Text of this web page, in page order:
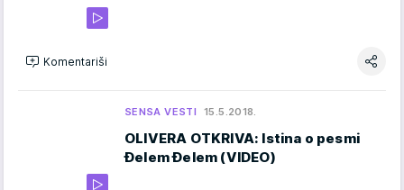
Komentariši
SENSA VESTI 15.5.2018.
OLIVERA OTKRIVA: Istina o pesmi
Đelem Đelem (VIDEO)